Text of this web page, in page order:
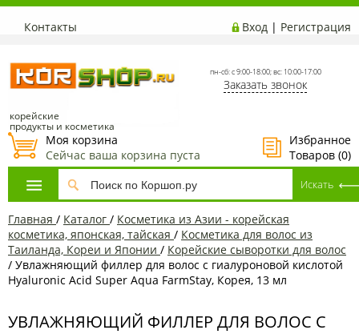
Контакты Вход | Регистрация
корейские
продукты и косметика
пн-сб: с 9:00-18:00; вс: 10:00-17:00
Заказать звонок
Избранное
Товаров (0)
Моя корзина
Сейчас ваша корзина пуста
Главная / Каталог / Косметика из Азии - корейская
косметика, японская, тайская / Косметика для волос из
Таиланда, Кореи и Японии / Корейские сыворотки для волос
/ Увлажняющий филлер для волос с гиалуроновой кислотой
Hyaluronic Acid Super Aqua FarmStay, Корея, 13 мл
УВЛАЖНЯЮЩИЙ ФИЛЛЕР ДЛЯ ВОЛОС С